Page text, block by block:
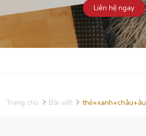
Liên hệ ngay
Trang chủ Bài viết thẻ+xanh+châu+âu